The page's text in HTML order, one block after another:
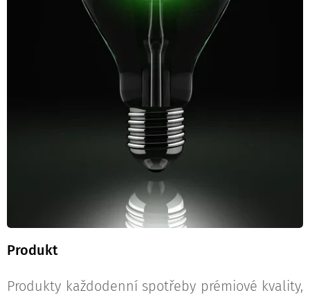
Produkt
Produkty každodenní spotřeby prémiové kvality,